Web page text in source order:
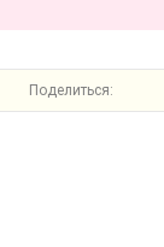
Поделиться: